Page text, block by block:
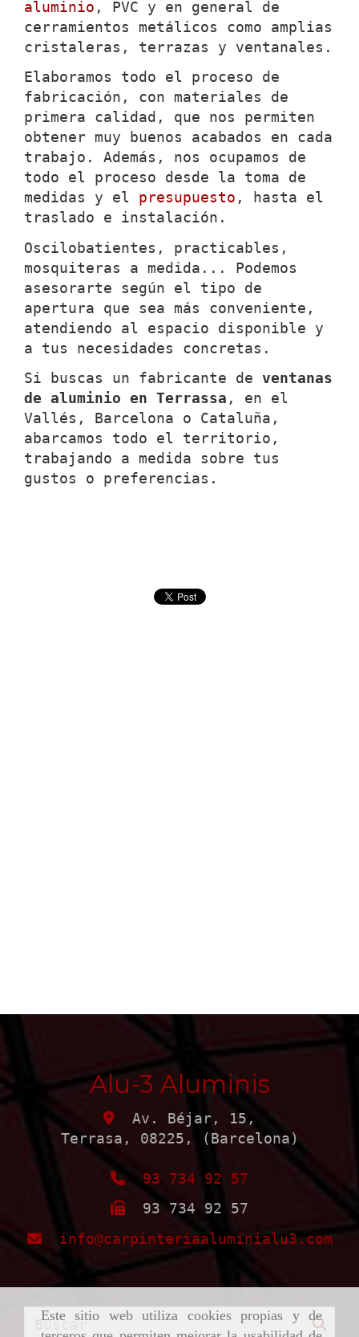
Este sitio web utiliza cookies propias y de
aluminio , PVC y en general de
cerramientos metálicos como amplias
cristaleras, terrazas y ventanales.
Elaboramos todo el proceso de
fabricación, con materiales de
primera calidad, que nos permiten
obtener muy buenos acabados en cada
trabajo. Además, nos ocupamos de
todo el proceso desde la toma de
medidas y el presupuesto , hasta el
traslado e instalación.
Oscilobatientes, practicables,
mosquiteras a medida... Podemos
asesorarte según el tipo de
apertura que sea más conveniente,
atendiendo al espacio disponible y
a tus necesidades concretas.
Si buscas un fabricante de ventanas
de aluminio en Terrassa , en el
Vallés, Barcelona o Cataluña,
abarcamos todo el territorio,
trabajando a medida sobre tus
gustos o preferencias.
Alu-3 Aluminis
Av. Béjar, 15,
Terrasa , 08225 , (Barcelona)
93 734 92 57
93 734 92 57
info carpinteriaaluminialu3.com